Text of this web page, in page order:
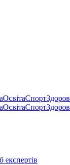
ОсвітаСпорт
ОсвітаСпорт
експертів